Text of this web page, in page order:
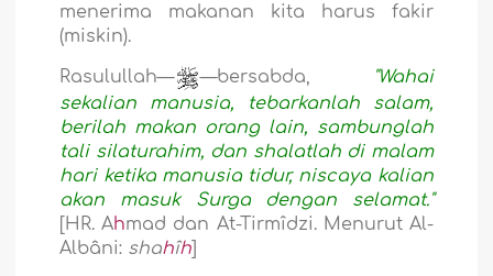
menerima makanan kita harus fakir
(miskin).
Rasulullah— —bersabda,
"Wahai
sekalian manusia, tebarkanlah salam,
berilah makan orang lain, sambunglah
tali silaturahim, dan shalatlah di malam
hari ketika manusia tidur, niscaya kalian
akan masuk Surga dengan selamat."
[HR. Ahmad dan At-Tirmîdzi. Menurut Al-
Albâni: shahîh